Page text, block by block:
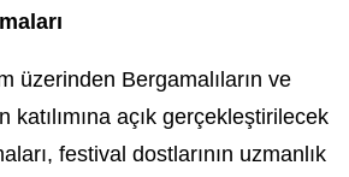
üzerinden Bergamalıların ve
katılımına açık gerçekleştirilecek
, festival dostlarının uzmanlık